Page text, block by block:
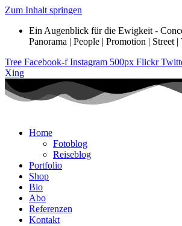
Zum Inhalt springen
Ein Augenblick für die Ewigkeit -
Panorama | People | Promotion | Street |
Tree Facebook-f Instagram 500px Flickr
Xing
Home
Fotoblog
Reiseblog
Portfolio
Shop
Bio
Abo
Referenzen
Kontakt